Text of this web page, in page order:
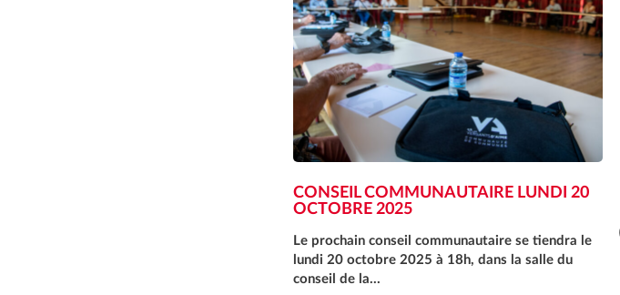
CONSEIL COMMUNAUTAIRE LUNDI 20
OCTOBRE 2025
Le prochain conseil communautaire se tiendra le
lundi 20 octobre 2025 à 18h, dans la salle du
conseil de la…